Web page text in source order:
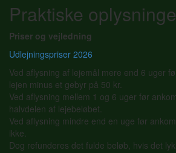
Praktiske
Priser og vejledning
Udlejningspriser 2026
Ved aflysning af lejemål mere end 6 uger
lejen minus et gebyr på 50 kr.
Ved aflysning mellem 1 og 6 uger før
halvdelen af lejebeløbet.
Ved aflysning mindre end en uge før
ikke.
Dog refunderes det fulde beløb, hvis det